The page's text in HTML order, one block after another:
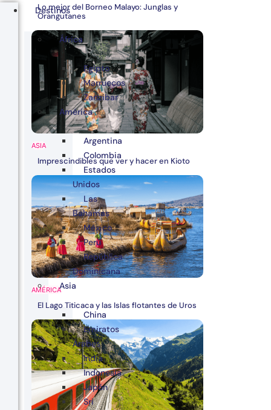
Lo mejor del Borneo Malayo: Junglas y
Orangutanes
ASIA
Imprescindibles que ver y hacer en Kioto
AMÉRICA
El Lago Titicaca y las Islas flotantes de Uros
Destinos
África
Egipto
Marruecos
Zanzibar
América
Argentina
Colombia
Estados
Unidos
Las
Bahamas
México
Perú
República
Dominicana
Asia
China
Emiratos
Árabes
India
Indonesia
Japón
Sri